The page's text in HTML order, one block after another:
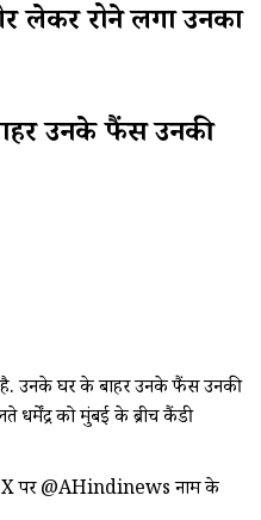
लेकर रोने लगा उनका
उनके फैंस उनकी
उनके घर के बाहर उनके फैंस उनकी
को मुंबई के ब्रीच कैंडी
X पर @AHindinews नाम के